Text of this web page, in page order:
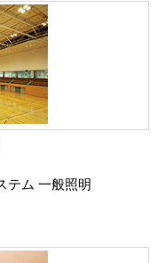
テム 一般照明